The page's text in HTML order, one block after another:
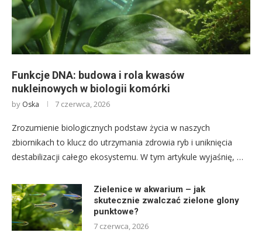
Funkcje DNA: budowa i rola kwasów
nukleinowych w biologii komórki
by Oska 7 czerwca, 2026
Zrozumienie biologicznych podstaw życia w naszych
zbiornikach to klucz do utrzymania zdrowia ryb i uniknięcia
destabilizacji całego ekosystemu. W tym artykule wyjaśnię, …
Zielenice w akwarium – jak
skutecznie zwalczać zielone glony
punktowe?
7 czerwca, 2026